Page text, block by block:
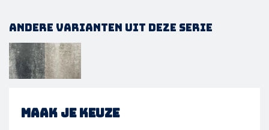
Andere varianten uit deze serie
Maak je keuze